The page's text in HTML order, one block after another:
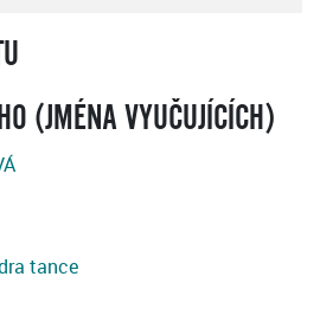
(JMÉNA VYUČUJÍCÍCH)
tance